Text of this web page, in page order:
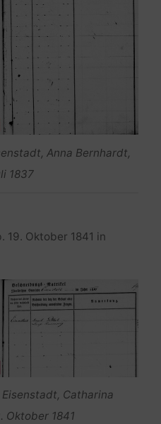
Anna Bernhardt,
1837
19. Oktober 1841 in
Catharina
Oktober 1841